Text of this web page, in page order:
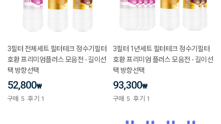
3필터 전체세트 필터테크 정수기필터
호환 프리미엄플러스 모음전 - 길이선
택 방향선택
52,800₩
구매 5 후기 1
3필터 1년세트 필터테크 정수기필터
호환 프리미엄 플러스 모음전 - 길이선
택 방향선택
93,300₩
구매 5 후기 1